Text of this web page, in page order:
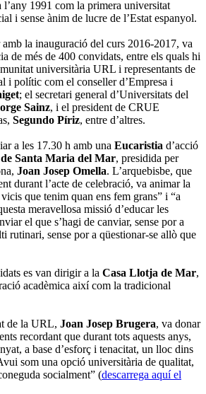
l’any 1991 com la primera universitat
i sense ànim de lucre de l’Estat espanyol.
la inauguració del curs 2016-2017, va
de més de 400 convidats, entre els quals hi
universitària URL i representants de
i polític com el conseller d’Empresa i
; el secretari general d’Universitats del
Sainz, i el president de CRUE
Segundo Píriz, entre d’altres.
a les 17.30 h amb una Eucaristia d’acció
Santa Maria del Mar, presidida per
Joan Josep Omella. L’arquebisbe, que
durant l’acte de celebració, va animar la
que tenim quan ens fem grans” i “a
meravellosa missió d’educar les
el que s’hagi de canviar, sense por a
rutinari, sense por a qüestionar-se allò que
es van dirigir a la Casa Llotja de Mar,
acadèmica així com la tradicional
de la URL, Joan Josep Brugera, va donar
recordant que durant tots aquests anys,
a base d’esforç i tenacitat, un lloc dins
som una opció universitària de qualitat,
socialment” (descarrega aquí el